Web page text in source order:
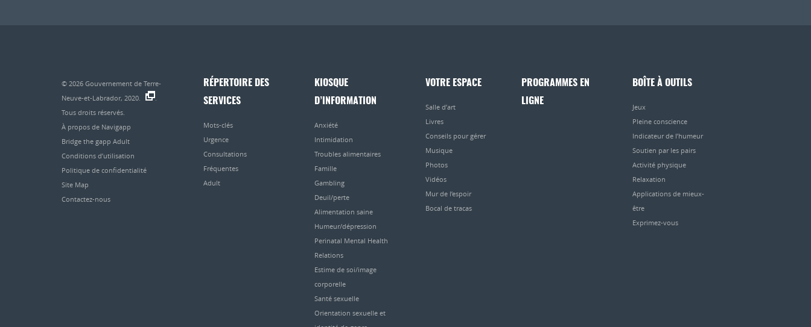
© 2026 Gouvernement de Terre-
Neuve-et-Labrador, 2020.
Tous droits réservés.
À propos de Navigapp
Bridge the gapp Adult
Conditions d’utilisation
Politique de confidentialité
Site Map
Contactez-nous
RÉPERTOIRE DES
SERVICES
Mots-clés
Urgence
Consultations
Fréquentes
Adult
KIOSQUE
D’INFORMATION
Anxiété
Intimidation
Troubles alimentaires
Famille
Gambling
Deuil/perte
Alimentation saine
Humeur/dépression
Perinatal Mental Health
Relations
Estime de soi/image
corporelle
Santé sexuelle
Orientation sexuelle et
VOTRE ESPACE
Salle d’art
Livres
Conseils pour gérer
Musique
Photos
Vidéos
Mur de l’espoir
Bocal de tracas
PROGRAMMES EN
LIGNE
BOÎTE À OUTILS
Jeux
Pleine conscience
Indicateur de l’humeur
Soutien par les pairs
Activité physique
Relaxation
Applications de mieux-
être
Exprimez-vous